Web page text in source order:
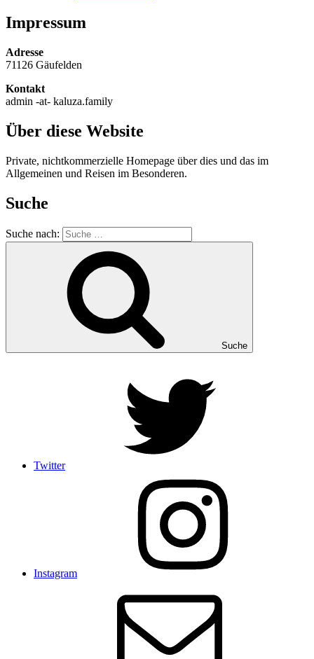
Impressum
Adresse
71126 Gäufelden
Kontakt
admin -at- kaluza.family
Über diese Website
Private, nichtkommerzielle Homepage über dies und das im
Allgemeinen und Reisen im Besonderen.
Suche
Suche nach:
Suche
Twitter
Instagram